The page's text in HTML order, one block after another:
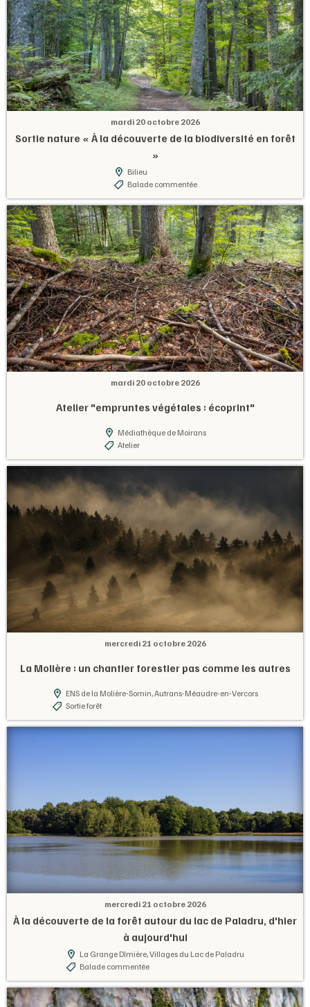
mardi 20 octobre 2026
Sortie nature « À la découverte de la biodiversité en forêt
»
Bilieu
Balade commentée
mardi 20 octobre 2026
Atelier "empruntes végétales : écoprint"
Médiathèque de Moirans
Atelier
mercredi 21 octobre 2026
La Molière : un chantier forestier pas comme les autres
ENS de la Molière-Sornin, Autrans-Méaudre-en-Vercors
Sortie forêt
mercredi 21 octobre 2026
À la découverte de la forêt autour du lac de Paladru, d'hier
à aujourd'hui
La Grange Dîmière, Villages du Lac de Paladru
Balade commentée